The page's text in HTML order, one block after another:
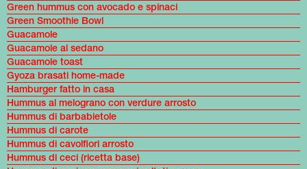
Green hummus con avocado e spinaci
Green Smoothie Bowl
Guacamole
Guacamole al sedano
Guacamole toast
Gyoza brasati home-made
Hamburger fatto in casa
Hummus al melograno con verdure arrosto
Hummus di barbabietole
Hummus di carote
Hummus di cavolfiori arrosto
Hummus di ceci (ricetta base)